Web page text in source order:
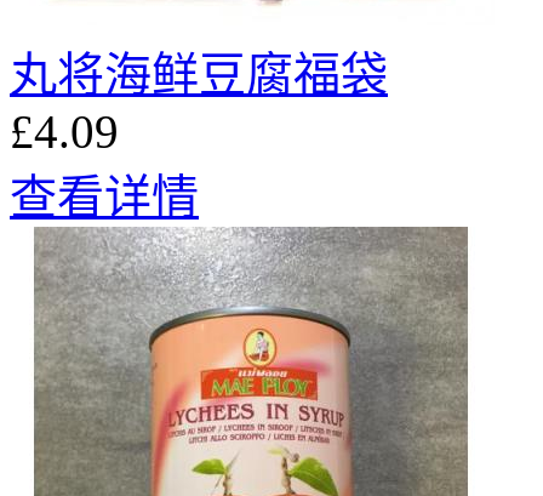
丸将海鲜豆腐福袋
£4.09
查看详情